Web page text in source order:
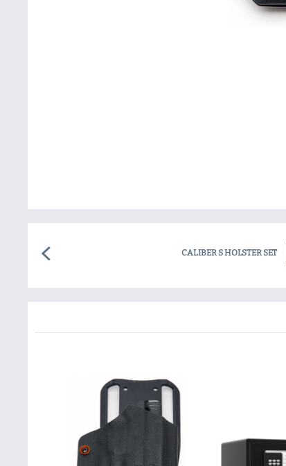
CALIBER S HOLSTER SET